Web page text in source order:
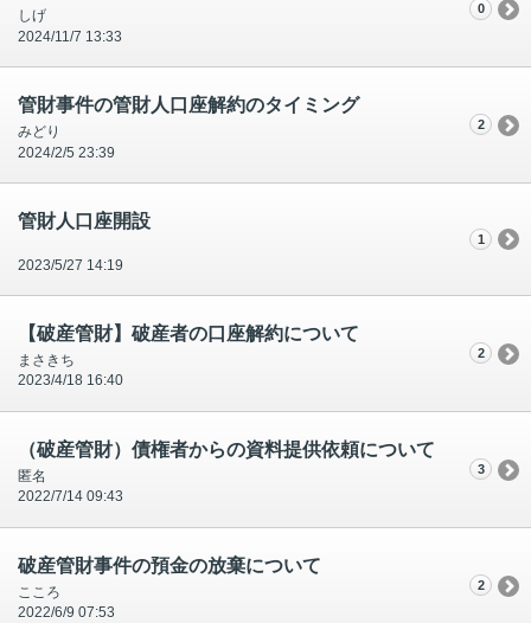
しげ
2024/11/7 13:33
0
管財事件の管財人口座解約のタイミング
みどり
2024/2/5 23:39
2
管財人口座開設
2023/5/27 14:19
1
【破産管財】破産者の口座解約について
まさきち
2023/4/18 16:40
2
（破産管財）債権者からの資料提供依頼について
匿名
2022/7/14 09:43
3
破産管財事件の預金の放棄について
こころ
2022/6/9 07:53
2